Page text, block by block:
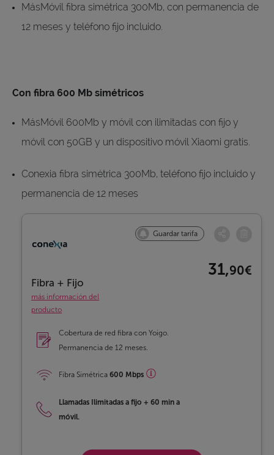
MásMóvil fibra simétrica 300Mb, con permanencia de
12 meses y teléfono fijo incluido.
Con fibra 600 Mb simétricos
MásMóvil 600Mb y móvil con ilimitadas con fijo y
móvil con 50GB y un dispositivo móvil Xiaomi gratis.
Conexia fibra simétrica 300Mb, teléfono fijo incluido y
permanencia de 12 meses
Guardar tarifa
Fibra + Fijo
más información del
producto
31,90€
Cobertura de red fibra con Yoigo.
Permanencia de 12 meses.
Fibra Simétrica 600 Mbps
Llamadas Ilimitadas a fijo + 60 min a
móvil.